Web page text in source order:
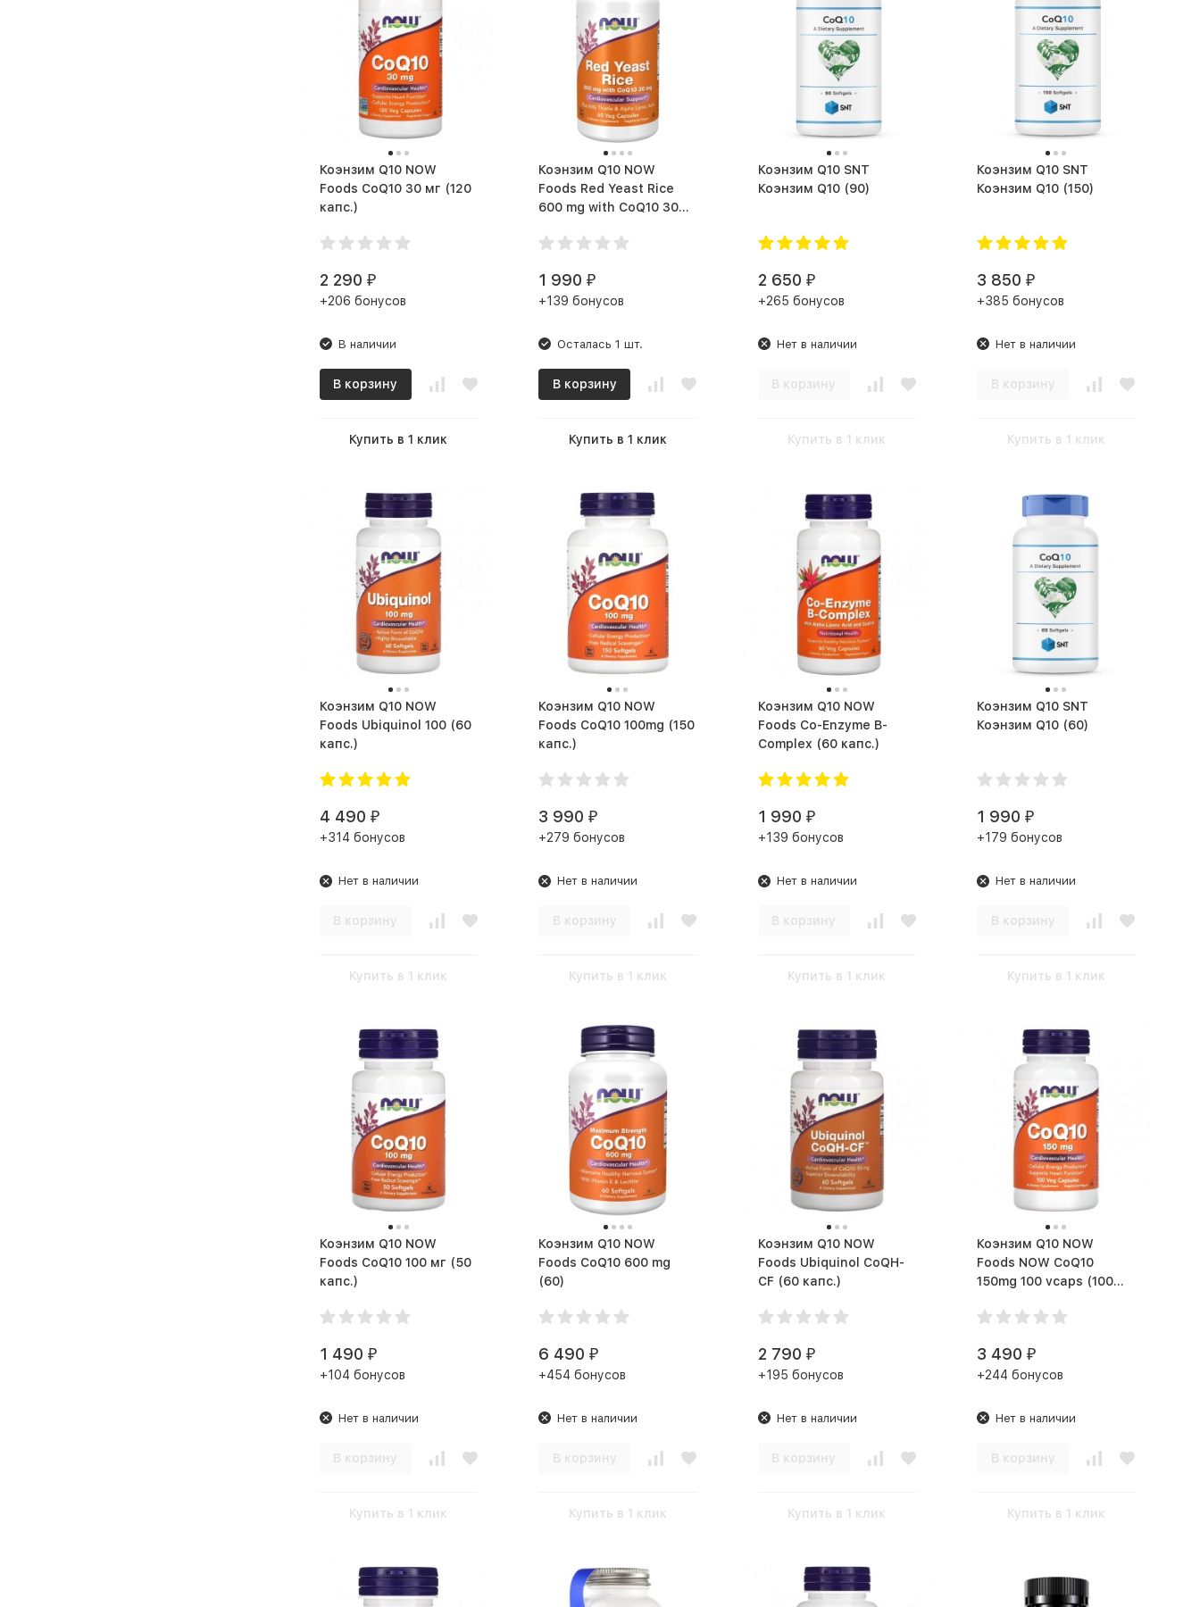
Коэнзим Q10 NOW
Foods CoQ10 30 мг (120
капс.)
2 290 ₽
+206 бонусов
В наличии
В корзину
Купить в 1 клик
Коэнзим Q10 NOW
Foods Red Yeast Rice
600 mg with CoQ10 30
1 990 ₽
+139 бонусов
Осталась 1 шт.
В корзину
Купить в 1 клик
Коэнзим Q10 SNT
Коэнзим Q10 (90)
2 650 ₽
+265 бонусов
Нет в наличии
В корзину
Купить в 1 клик
Коэнзим Q10 SNT
Коэнзим Q10 (150)
3 850 ₽
+385 бонусов
Нет в наличии
В корзину
Купить в 1 клик
Коэнзим Q10 NOW
Foods Ubiquinol 100 (60
капс.)
4 490 ₽
+314 бонусов
Нет в наличии
В корзину
Купить в 1 клик
Коэнзим Q10 NOW
Foods CoQ10 100mg (150
капс.)
3 990 ₽
+279 бонусов
Нет в наличии
В корзину
Купить в 1 клик
Коэнзим Q10 NOW
Foods Co-Enzyme B-
Complex (60 капс.)
1 990 ₽
+139 бонусов
Нет в наличии
В корзину
Купить в 1 клик
Коэнзим Q10 SNT
Коэнзим Q10 (60)
1 990 ₽
+179 бонусов
Нет в наличии
В корзину
Купить в 1 клик
Коэнзим Q10 NOW
Foods CoQ10 100 мг (50
капс.)
1 490 ₽
+104 бонусов
Нет в наличии
В корзину
Купить в 1 клик
Коэнзим Q10 NOW
Foods CoQ10 600 mg
(60)
6 490 ₽
+454 бонусов
Нет в наличии
В корзину
Купить в 1 клик
Коэнзим Q10 NOW
Foods Ubiquinol CoQH-
CF (60 капс.)
2 790 ₽
+195 бонусов
Нет в наличии
В корзину
Купить в 1 клик
Коэнзим Q10 NOW
Foods NOW CoQ10
150mg 100 vcaps (100
3 490 ₽
+244 бонусов
Нет в наличии
В корзину
Купить в 1 клик